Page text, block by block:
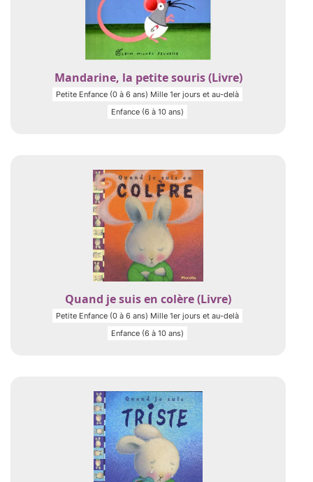
Mandarine, la petite souris (Livre)
Petite Enfance (0 à 6 ans) Mille 1er jours et au-delà
Enfance (6 à 10 ans)
Quand je suis en colère (Livre)
Petite Enfance (0 à 6 ans) Mille 1er jours et au-delà
Enfance (6 à 10 ans)